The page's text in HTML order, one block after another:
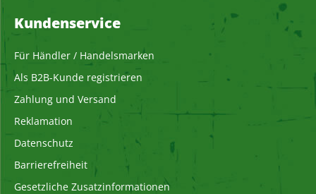
Kundenservice
Für Händler / Handelsmarken
Als B2B-Kunde registrieren
Zahlung und Versand
Reklamation
Datenschutz
Barrierefreiheit
Gesetzliche Zusatzinformationen